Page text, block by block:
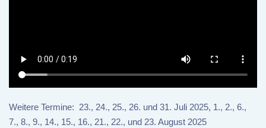
Weitere Termine: 23., 24., 25., 26. und 31. Juli 2025, 1., 2., 6.,
7., 8., 9., 14., 15., 16., 21., 22., und 23. August 2025